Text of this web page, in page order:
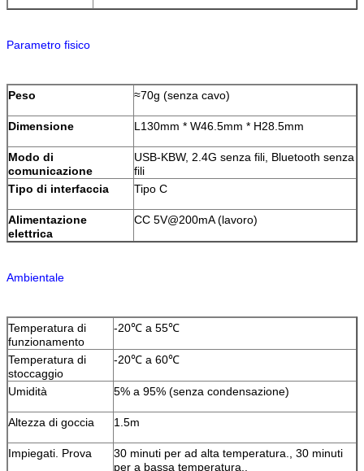
Parametro fisico
Peso ≈70g (senza cavo)
Dimensione L130mm * W46.5mm * H28.5mm
Modo di
comunicazione
USB-KBW, 2.4G senza fili Bluetooth senza
fili
Tipo di interfaccia
Tipo C
Alimentazione
elettrica
CC 5V@200mA (lavoro)
Ambientale
Temperatura di
funzionamento
-20℃ a 55℃
Temperatura di
stoccaggio
-20℃ a 60℃
Umidità 5% a 95% (senza condensazione)
Altezza di goccia 1.5m
Impiegati. Prova
30 minuti per ad alta temperatura., 30 minuti
per a bassa temperatura.,